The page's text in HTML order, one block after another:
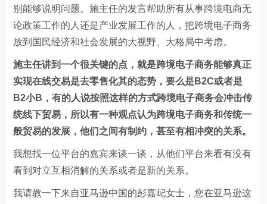
别能够说明问题。施主任的发言帮助所有从事跨境电商无
论政策工作的人还是产业发展工作的人，把跨境电子商务
放到国民经济和社会发展的大视野、大格局中考虑。
施主任讲到一个很关键的点，就是跨境电子商务能够真正
实现在线交易是去零售化其的态势，要么是B2C或者是
B2小B，有的人说按照这样的方式跨境电子商务会冲击传
统线下贸易，所以有一种观点认为跨境电子商务和传统一
般贸易的发展，他们之间有制约，甚至有相冲突的关系。
我想找一位平台的嘉宾来谈一谈，从他们平台来看有没有
看到对立互相消解的关系或者是新的关系。
我请教一下来自亚马逊中国的彭嘉屺女士，您在亚马逊这